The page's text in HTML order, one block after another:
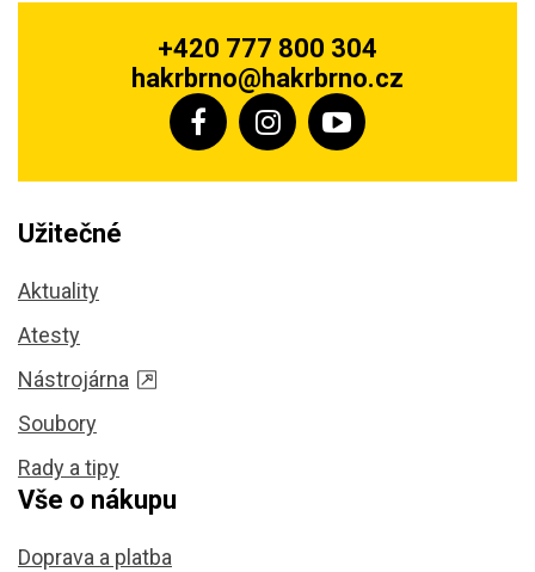
+420 777 800 304
hakrbrno@hakrbrno.cz
Užitečné
Aktuality
Atesty
Nástrojárna
Soubory
Rady a tipy
Vše o nákupu
Doprava a platba